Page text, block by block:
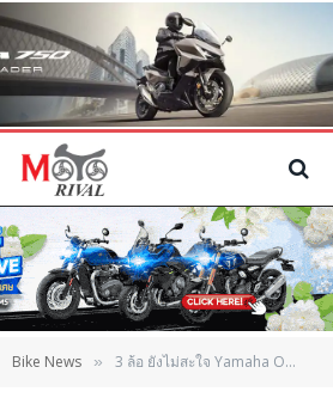
Bike News » 3 ล้อ ยังไม่สะใจ Yamaha OR2T Concept มอเตอร์ไซค์ 4 ล้อ ใหม่ จากยามาฮ่า